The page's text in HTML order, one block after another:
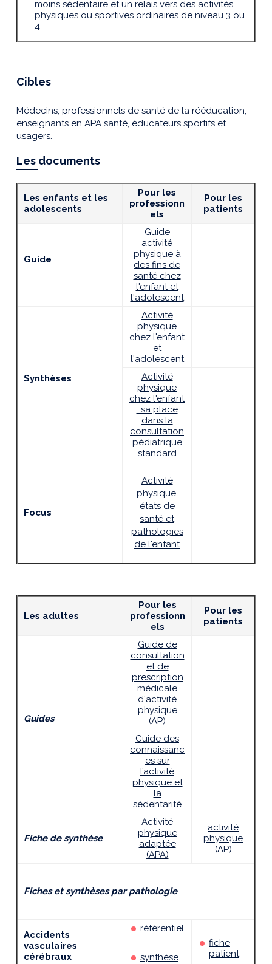
moins sédentaire et un relais vers des activités
physiques ou sportives ordinaires de niveau 3 ou
4.
Cibles
Médecins, professionnels de santé de la rééducation,
enseignants en APA santé, éducateurs sportifs et
usagers.
Les documents
Les enfants et les
adolescents
Pour les
professionn
els
Pour les
patients
Guide
Guide
activité
physique à
des fins de
santé chez
l'enfant et
l'adolescent
Synthèses
Activité
physique
chez l'enfant
et
l'adolescent
Activité
physique
chez l'enfant
: sa place
dans la
consultation
pédiatrique
standard
Focus
Activité
physique,
états de
santé et
pathologies
de l'enfant
Les adultes
Pour les
professionn
els
Pour les
patients
Guides
Guide de
consultation
et de
prescription
médicale
d'activité
physique
(AP)
Guide des
connaissanc
es sur
l’activité
physique et
la
sédentarité
Fiche de synthèse
Activité
physique
adaptée
(APA)
activité
physique
(AP)
Fiches et synthèses par pathologie
Accidents
vasculaires
cérébraux
référentiel
synthèse
fiche
patient